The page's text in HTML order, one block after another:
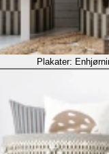
Plakater: